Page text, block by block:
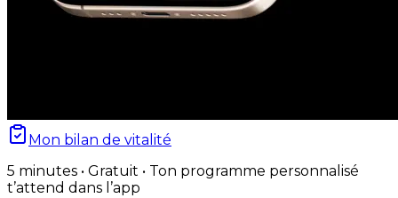
Mon bilan de vitalité
5 minutes • Gratuit • Ton programme personnalisé
t’attend dans l’app